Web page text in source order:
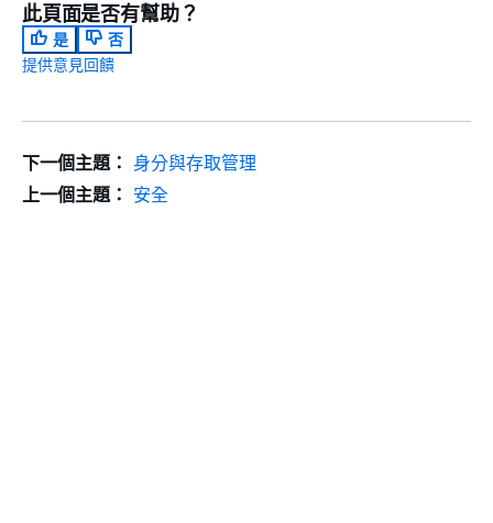
此頁面是否有幫助？
是
否
提供意見回饋
下一個主題： 身分與存取管理
上一個主題： 安全